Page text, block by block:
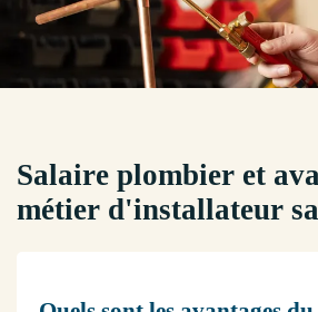
Salaire plombier et
métier d'installateur